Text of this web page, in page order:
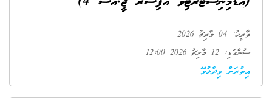
ތާރީޚު: 04 މާރިޗު 2026
ސުންގަޑި: 12 މާރިޗު 2026 12:00
އިތުރަށް ވިދާޅުވޭ